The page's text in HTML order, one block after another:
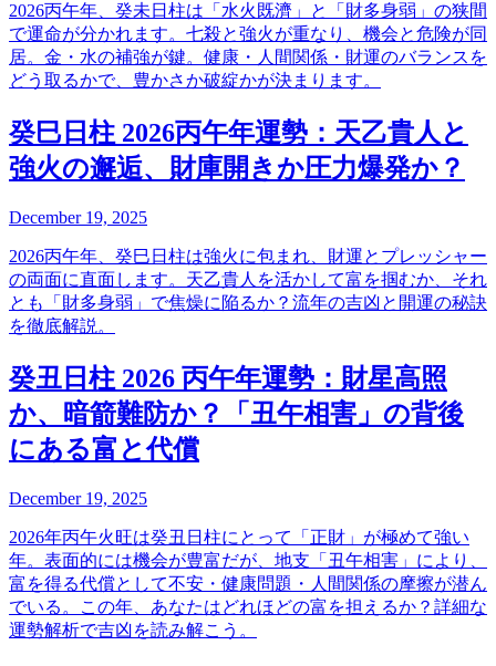
2026丙午年、癸未日柱は「水火既濟」と「財多身弱」の狭間
で運命が分かれます。七殺と強火が重なり、機会と危険が同
居。金・水の補強が鍵。健康・人間関係・財運のバランスを
どう取るかで、豊かさか破綻かが決まります。
癸巳日柱 2026丙午年運勢：天乙貴人と
強火の邂逅、財庫開きか圧力爆発か？
December 19, 2025
2026丙午年、癸巳日柱は強火に包まれ、財運とプレッシャー
の両面に直面します。天乙貴人を活かして富を掴むか、それ
とも「財多身弱」で焦燥に陥るか？流年の吉凶と開運の秘訣
を徹底解説。
癸丑日柱 2026 丙午年運勢：財星高照
か、暗箭難防か？「丑午相害」の背後
にある富と代償
December 19, 2025
2026年丙午火旺は癸丑日柱にとって「正財」が極めて強い
年。表面的には機会が豊富だが、地支「丑午相害」により、
富を得る代償として不安・健康問題・人間関係の摩擦が潜ん
でいる。この年、あなたはどれほどの富を担えるか？詳細な
運勢解析で吉凶を読み解こう。